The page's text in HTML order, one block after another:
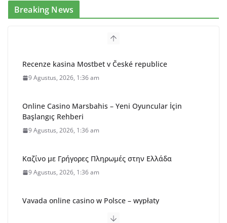
Breaking News
Recenze kasina Mostbet v České republice
9 Agustus, 2026, 1:36 am
Online Casino Marsbahis – Yeni Oyuncular İçin
Başlangıç Rehberi
9 Agustus, 2026, 1:36 am
Καζίνο με Γρήγορες Πληρωμές στην Ελλάδα
9 Agustus, 2026, 1:36 am
Vavada online casino w Polsce – wypłaty